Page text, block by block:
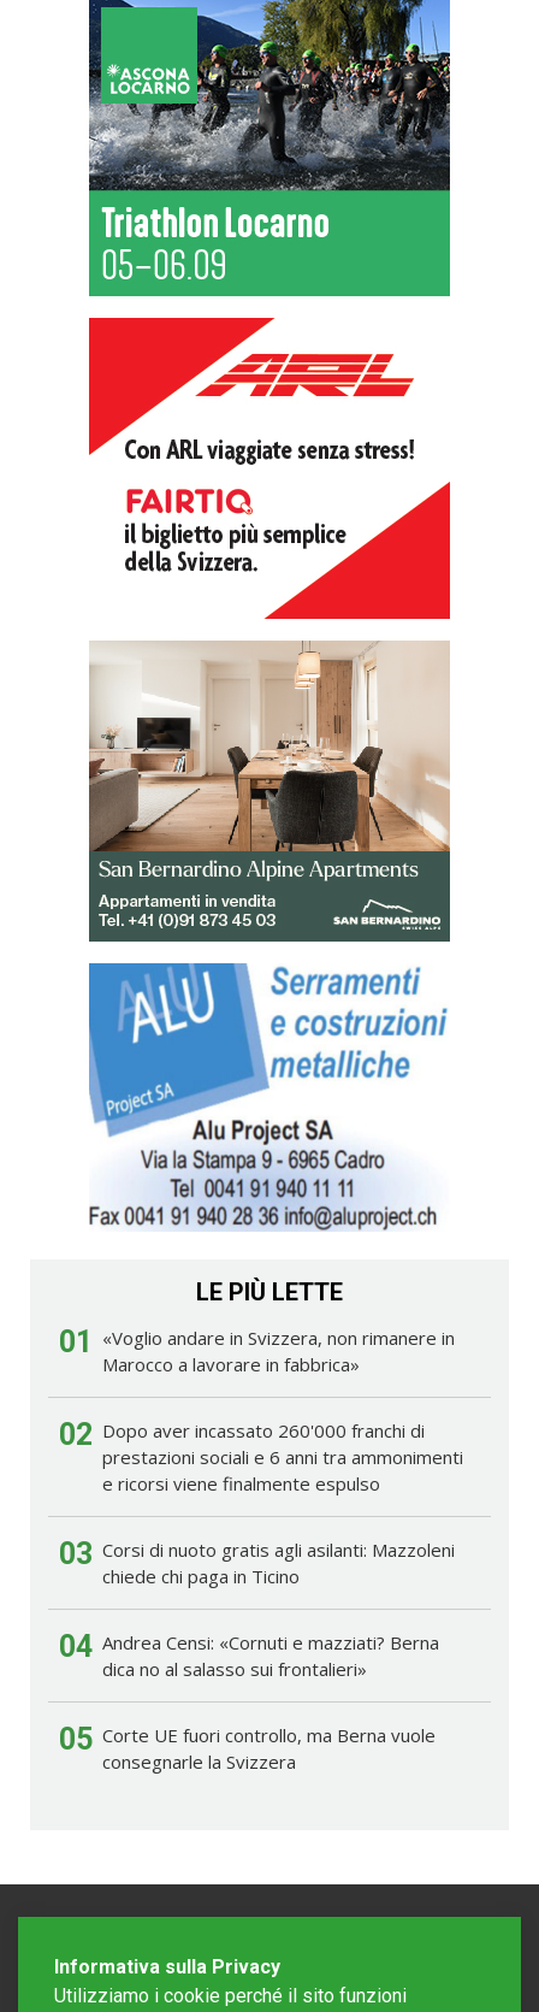
LE PIÙ LETTE
01
«Voglio andare in Svizzera, non rimanere in
Marocco a lavorare in fabbrica»
02 Dopo aver incassato 260'000 franchi di
prestazioni sociali e 6 anni tra ammonimenti
e ricorsi viene finalmente espulso
03 Corsi di nuoto gratis agli asilanti: Mazzoleni
chiede chi paga in Ticino
04 Andrea Censi: «Cornuti e mazziati? Berna
dica no al salasso sui frontalieri»
05 Corte UE fuori controllo, ma Berna vuole
consegnarle la Svizzera
Informativa sulla Privacy
Utilizziamo i cookie perché il sito funzioni